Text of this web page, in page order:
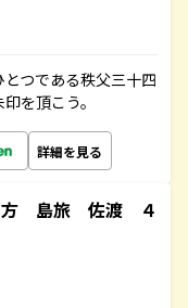
つである秩父三十四
を頂こう。
詳細を見る
方 島旅 佐渡 ４